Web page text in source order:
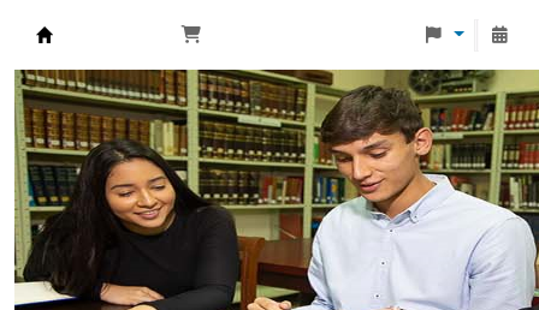
Biblioteca Universidad Monteávila